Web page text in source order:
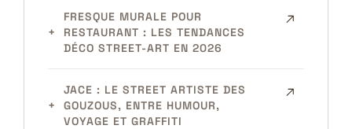
FRESQUE MURALE POUR
RESTAURANT : LES TENDANCES
DÉCO STREET-ART EN 2026
JACE : LE STREET ARTISTE DES
GOUZOUS, ENTRE HUMOUR,
VOYAGE ET GRAFFITI